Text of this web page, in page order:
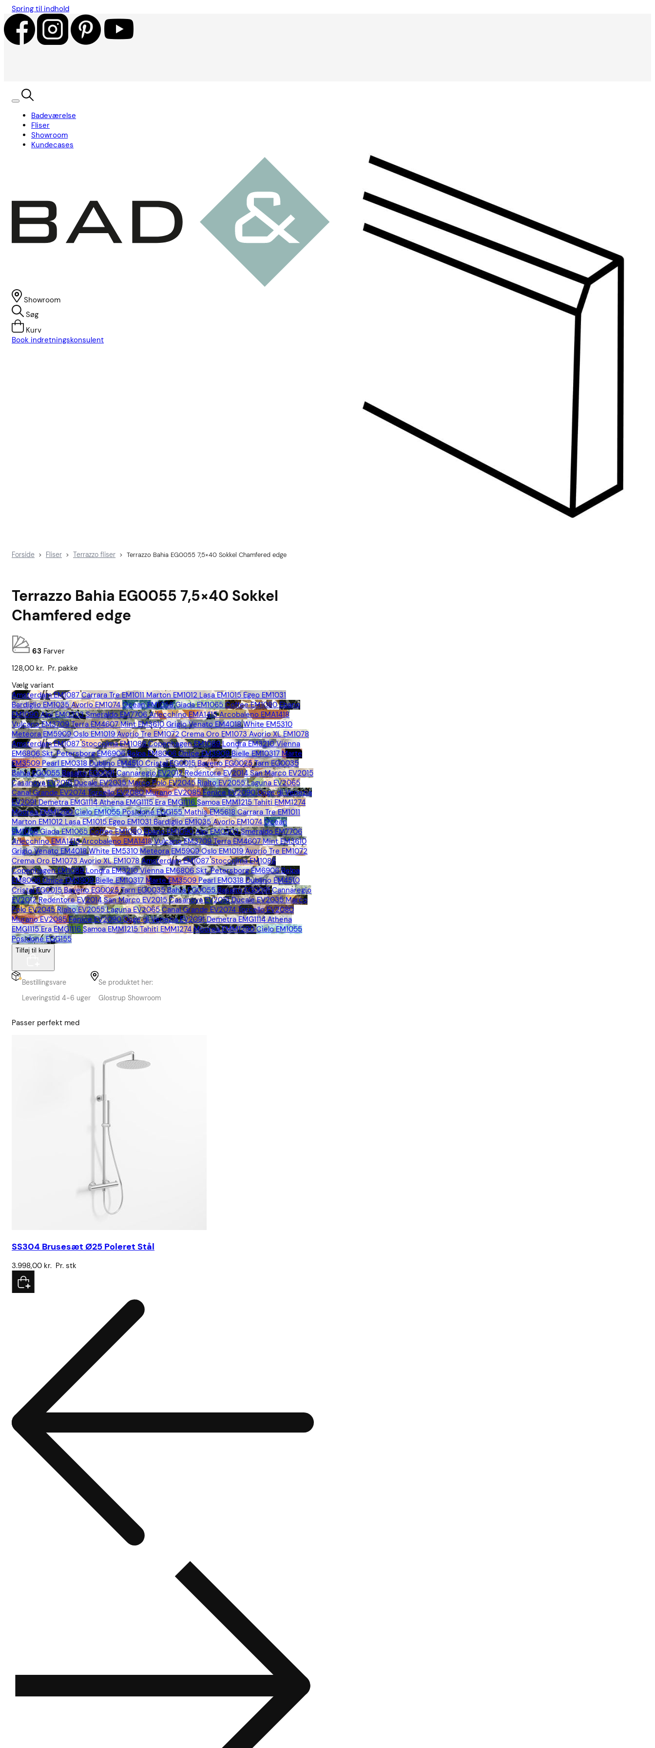
Spring til indhold
Badeværelse
Fliser
Showroom
Kundecases
Showroom
Søg
Kurv
Book indretningskonsulent
Forside > Fliser > Terrazzo fliser > Terrazzo Bahia EG0055 7,5×40 Sokkel Chamfered edge
Terrazzo Bahia EG0055 7,5×40 Sokkel
Chamfered edge
63 Farver
128,00 kr. Pr. pakke
Vælg variant
Amsterdam EM1087 Carrara Tre EM1011 Marton EM1012 Lasa EM1015 Egeo EM1031
Bardiglio EM1035 Avorio EM1074 Ocean EM1058 Giada EM1065 Coffee EM1080 Ebano
EM1090 Alpi EM0303 Smeraldo EM7706 Arlecchino EMA1415 Arcobaleno EMA1418
Vulcano EM3709 Terra EM4607 Mint EM3610 Grigio Venato EM4018 White EM5310
Meteora EM5909 Oslo EM1019 Avorio Tre EM1072 Crema Oro EM1073 Avorio XL EM1078
Amsterdam EM1087 Stoccolma EM1088 Copenhagen EM1089 Londra EM3210 Vienna
EM6806 Skt. Petersborg EM6906 Belpa EM8006 Onice EM3909 Bielle EM10317 Marte
EM3509 Pearl EM0318 Dublino EM4510 Cristal EG0015 Baveno EG0025 Tarn EG0035
Bahia EG0055 Basalto EG0091 Cannaregio EV2012 Redentore EV2014 San Marco EV2015
Casanova EV2016 Ducale EV2035 Marco Polo EV2045 Rialto EV2055 Laguna EV2065
Canal Grande EV2074 Torcello EV2080 Murano EV2085 Fenice EV2090 Doge di Venezia
EV2091 Demetra EMG1114 Athena EMG1115 Era EMG1116 Samoa EMM1215 Tahiti EMM1274
Moorea EMM1290 Cielo EM1055 Posidone EGG155 Mathis EM5618 Carrara Tre EM1011
Marton EM1012 Lasa EM1015 Egeo EM1031 Bardiglio EM1035 Avorio EM1074 Ocean
EM1058 Giada EM1065 Coffee EM1080 Ebano EM1090 Alpi EM0303 Smeraldo EM7706
Arlecchino EMA1415 Arcobaleno EMA1418 Vulcano EM3709 Terra EM4607 Mint EM3610
Grigio Venato EM4018 White EM5310 Meteora EM5909 Oslo EM1019 Avorio Tre EM1072
Crema Oro EM1073 Avorio XL EM1078 Amsterdam EM1087 Stoccolma EM1088
Copenhagen EM1089 Londra EM3210 Vienna EM6806 Skt. Petersborg EM6906 Belpa
EM8006 Onice EM3909 Bielle EM10317 Marte EM3509 Pearl EM0318 Dublino EM4510
Cristal EG0015 Baveno EG0025 Tarn EG0035 Bahia EG0055 Basalto EG0091 Cannaregio
EV2012 Redentore EV2014 San Marco EV2015 Casanova EV2016 Ducale EV2035 Marco
Polo EV2045 Rialto EV2055 Laguna EV2065 Canal Grande EV2074 Torcello EV2080
Murano EV2085 Fenice EV2090 Doge di Venezia EV2091 Demetra EMG1114 Athena
EMG1115 Era EMG1116 Samoa EMM1215 Tahiti EMM1274 Moorea EMM1290 Cielo EM1055
Posidone EGG155
Tilføj til kurv
Bestillingsvare
Leveringstid 4-6 uger
Se produktet her:
Glostrup Showroom
Passer perfekt med
SS304 Brusesæt Ø25 Poleret Stål
3.998,00 kr. Pr. stk